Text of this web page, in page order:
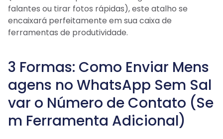
falantes ou tirar fotos rápidas), este atalho se
encaixará perfeitamente em sua caixa de
ferramentas de produtividade.
3 Formas: Como Enviar Mens
agens no WhatsApp Sem Sal
var o Número de Contato (Se
m Ferramenta Adicional)